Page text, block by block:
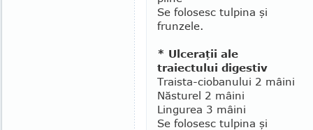
Se folosesc tulpina şi
frunzele.
* Ulceraţii ale
traiectului digestiv
Traista-ciobanului 2 mâini
Năsturel 2 mâini
Lingurea 3 mâini
Se folosesc tulpina şi